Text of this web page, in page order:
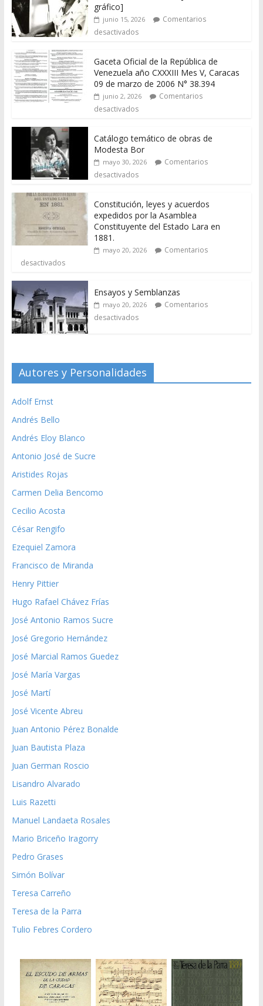
gráfico]
junio 15, 2026
Comentarios
desactivados
Gaceta Oficial de la República de
Venezuela año CXXXIII Mes V, Caracas
09 de marzo de 2006 N° 38.394
junio 2, 2026
Comentarios
desactivados
Catálogo temático de obras de
Modesta Bor
mayo 30, 2026
Comentarios
desactivados
Constitución, leyes y acuerdos
expedidos por la Asamblea
Constituyente del Estado Lara en
1881.
mayo 20, 2026
Comentarios
desactivados
Ensayos y Semblanzas
mayo 20, 2026
Comentarios
desactivados
Autores y Personalidades
Adolf Ernst
Andrés Bello
Andrés Eloy Blanco
Antonio José de Sucre
Aristides Rojas
Carmen Delia Bencomo
Cecilio Acosta
César Rengifo
Ezequiel Zamora
Francisco de Miranda
Henry Pittier
Hugo Rafael Chávez Frías
José Antonio Ramos Sucre
José Gregorio Hernández
José Marcial Ramos Guedez
José María Vargas
José Martí
José Vicente Abreu
Juan Antonio Pérez Bonalde
Juan Bautista Plaza
Juan German Roscio
Lisandro Alvarado
Luis Razetti
Manuel Landaeta Rosales
Mario Briceño Iragorry
Pedro Grases
Simón Bolívar
Teresa Carreño
Teresa de la Parra
Tulio Febres Cordero